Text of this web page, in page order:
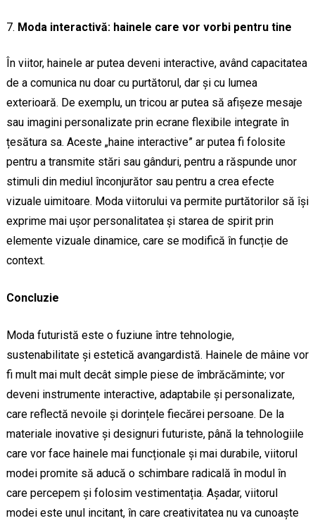
Moda interactivă: hainele care vor vorbi pentru tine
În viitor, hainele ar putea deveni interactive, având capacitatea
de a comunica nu doar cu purtătorul, dar și cu lumea
exterioară. De exemplu, un tricou ar putea să afișeze mesaje
sau imagini personalizate prin ecrane flexibile integrate în
țesătura sa. Aceste „haine interactive” ar putea fi folosite
pentru a transmite stări sau gânduri, pentru a răspunde unor
stimuli din mediul înconjurător sau pentru a crea efecte
vizuale uimitoare. Moda viitorului va permite purtătorilor să își
exprime mai ușor personalitatea și starea de spirit prin
elemente vizuale dinamice, care se modifică în funcție de
context.
Concluzie
Moda futuristă este o fuziune între tehnologie,
sustenabilitate și estetică avangardistă. Hainele de mâine vor
fi mult mai mult decât simple piese de îmbrăcăminte; vor
deveni instrumente interactive, adaptabile și personalizate,
care reflectă nevoile și dorințele fiecărei persoane. De la
materiale inovative și designuri futuriste, până la tehnologiile
care vor face hainele mai funcționale și mai durabile, viitorul
modei promite să aducă o schimbare radicală în modul în
care percepem și folosim vestimentația. Așadar, viitorul
modei este unul incitant, în care creativitatea nu va cunoaște